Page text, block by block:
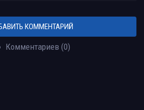
КОММЕНТАРИЙ
Комментариев (0)